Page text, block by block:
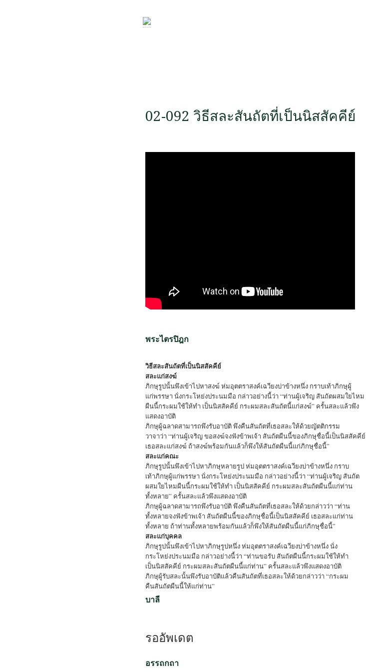
02-092 วิธีสละสันถัตที่เป็นนิสสัคคีย์
พระไตรปิฎก
วิธีสละสันถัตที่เป็นนิสสัคคีย์
สละแก่สงฆ์
ภิกษุรูปนั้นพึงเข้าไปหาสงฆ์ ห่มอุตตราสงค์เฉวียงบ่าข้างหนึ่ง กราบเท้าภิกษุผู้
แก่พรรษา นั่งกระโหย่งประนมมือ กล่าวอย่างนี้ว่า “ท่านผู้เจริญ สันถัตผสมใยไหม
ผืนนี้กระผมใช้ให้ทำ เป็นนิสสัคคีย์ กระผมสละสันถัตนี้แก่สงฆ์” ครั้นสละแล้วพึง
แสดงอาบัติ
ภิกษุผู้ฉลาดสามารถพึงรับอาบัติ พึงคืนสันถัตที่เธอสละให้ด้วยญัตติกรรม
วาจาว่า “ท่านผู้เจริญ ขอสงฆ์จงฟังข้าพเจ้า สันถัตผืนนี้ของภิกษุชื่อนี้เป็นนิสสัคคีย์
เธอสละแก่สงฆ์ ถ้าสงฆ์พร้อมกันแล้วก็พึงให้สันถัตผืนนี้แก่ภิกษุชื่อนี้”
สละแก่คณะ
ภิกษุรูปนั้นพึงเข้าไปหาภิกษุหลายรูป ห่มอุตตราสงค์เฉวียงบ่าข้างหนึ่ง กราบ
เท้าภิกษุผู้แก่พรรษา นั่งกระโหย่งประนมมือ กล่าวอย่างนี้ว่า “ท่านผู้เจริญ สันถัต
ผสมใยไหมผืนนี้กระผมใช้ให้ทำ เป็นนิสสัคคีย์ กระผมสละสันถัตผืนนี้แก่ท่าน
ทั้งหลาย” ครั้นสละแล้วพึงแสดงอาบัติ
ภิกษุผู้ฉลาดสามารถพึงรับอาบัติ พึงคืนสันถัตที่เธอสละให้ด้วยกล่าวว่า “ท่าน
ทั้งหลายจงฟังข้าพเจ้า สันถัตผืนนี้ของภิกษุชื่อนี้เป็นนิสสัคคีย์ เธอสละแก่ท่าน
ทั้งหลาย ถ้าท่านทั้งหลายพร้อมกันแล้วก็พึงให้สันถัตผืนนี้แก่ภิกษุชื่อนี้”
สละแก่บุคคล
ภิกษุรูปนั้นพึงเข้าไปหาภิกษุรูปหนึ่ง ห่มอุตตราสงค์เฉวียงบ่าข้างหนึ่ง นั่ง
กระโหย่งประนมมือ กล่าวอย่างนี้ว่า “ท่านขอรับ สันถัตผืนนี้กระผมใช้ให้ทำ
เป็นนิสสัคคีย์ กระผมสละสันถัตผืนนี้แก่ท่าน” ครั้นสละแล้วพึงแสดงอาบัติ
ภิกษุผู้รับสละนั้นพึงรับอาบัติแล้วคืนสันถัตที่เธอสละให้ด้วยกล่าวว่า “กระผม
คืนสันถัตผืนนี้ให้แก่ท่าน”
บาลี
รออัพเดต
อรรถกถา